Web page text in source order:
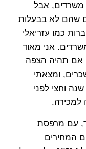
משרדים, אבל
מגדלים שהם לא בבעלות
כמו עזריאלי
אני מאוד
אם תהיה הצפה
ומצאתי
וחצי לפני
בשטח של 1,200 מ"ר, עם מרפסת
המחירים